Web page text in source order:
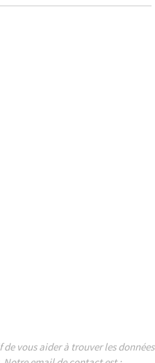
vous aider à trouver les données